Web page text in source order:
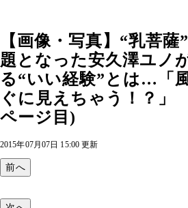
【画像・写真】“乳菩
題となった安久澤ユノ
る“いい経験”とは…「
ぐに見えちゃう！？」
ページ目)
2015年07月07日 15:00 更新
前へ